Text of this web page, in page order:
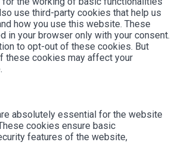
use third-party cookies that help us
how you use this website. These
in your browser only with your consent.
to opt-out of these cookies. But
these cookies may affect your
absolutely essential for the website
cookies ensure basic
features of the website,